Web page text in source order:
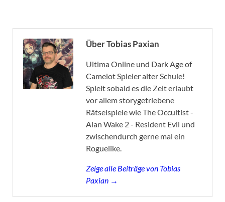
Über Tobias Paxian
Ultima Online und Dark Age of
Camelot Spieler alter Schule!
Spielt sobald es die Zeit erlaubt
vor allem storygetriebene
Rätselspiele wie The Occultist -
Alan Wake 2 - Resident Evil und
zwischendurch gerne mal ein
Roguelike.
Zeige alle Beiträge von Tobias
Paxian →